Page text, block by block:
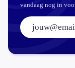
vandaag nog in
E-mailadres: